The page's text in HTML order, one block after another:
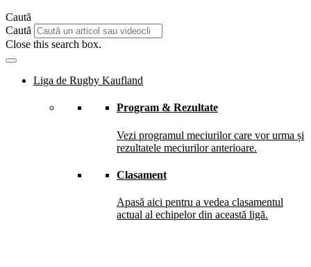
Caută
Caută
Close this search box.
Liga de Rugby Kaufland
Program & Rezultate
Vezi programul meciurilor care vor urma și
rezultatele meciurilor anterioare.
Clasament
Apasă aici pentru a vedea clasamentul
actual al echipelor din această ligă.